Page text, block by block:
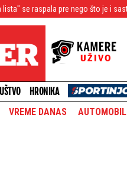
što je i sastavljena (VIDEO)
HRONIKA
VREME DANAS AUTOMOBILI